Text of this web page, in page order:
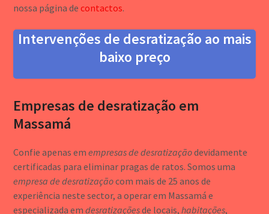
nossa página de contactos.
Intervenções de desratização ao mais
baixo preço
Empresas de desratização em
Massamá
Confie apenas emempresas de desratizaçãodevidamente
certificadas para eliminar pragas de ratos. Somos uma
empresa de desratizaçãocom mais de 25 anos de
experiência neste sector, a operar em Massamá e
especializada emdesratizaçõesde locais,habitações,